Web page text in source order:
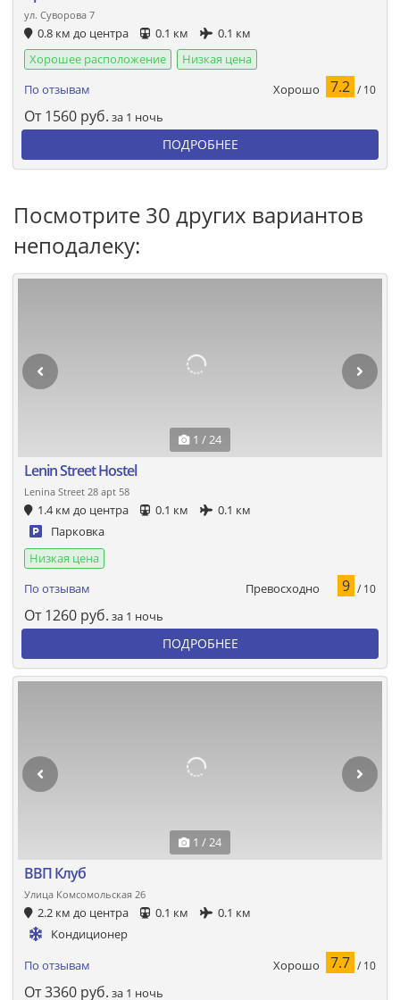
ул. Суворова 7
0.8 км до центра 0.1 км
0.1 км
Хорошее расположение
Низкая цена
По отзывам
Хорошо 7.2 / 10
От 1560 руб. за 1 ночь
ПОДРОБНЕЕ
Посмотрите 30 других вариантов
неподалеку:
1 / 24
Lenin Street Hostel
Lenina Street 28 apt 58
1.4 км до центра 0.1 км
0.1 км
Парковка
Низкая цена
По отзывам
Превосходно 9 / 10
От 1260 руб. за 1 ночь
ПОДРОБНЕЕ
1 / 24
ВВП Клуб
Улица Комсомольская 26
2.2 км до центра 0.1 км
0.1 км
Кондиционер
По отзывам Хорошо 7.7 / 10
От3360 руб. за 1 ночь